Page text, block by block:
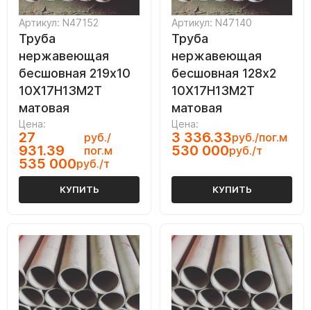
Артикул: N47152
Труба
нержавеющая
бесшовная 219х10
10Х17Н13М2Т
матовая
Цена:
27
931.39
руб./
пог.м
535 000руб./т
КУПИТЬ
Артикул: N47140
Труба
нержавеющая
бесшовная 128х2
10Х17Н13М2Т
матовая
Цена:
3 336.33руб./пог.м
530 000руб./т
КУПИТЬ